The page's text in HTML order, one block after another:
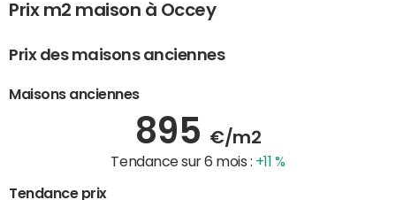
Prix m2 maison à Occey
Prix des maisons anciennes
Maisons anciennes
895 €/m2
Tendance sur 6 mois : +11 %
Tendance prix